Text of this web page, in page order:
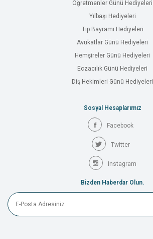
Öğretmenler Günü Hediyeleri
Yılbaşı Hediyeleri
Tıp Bayramı Hediyeleri
Avukatlar Günü Hediyeleri
Hemşireler Günü Hediyeleri
Eczacılık Günü Hediyeleri
Diş Hekimleri Günü Hediyeleri
Sosyal Hesaplarımız
Facebook
Twitter
Instagram
Bizden Haberdar Olun.